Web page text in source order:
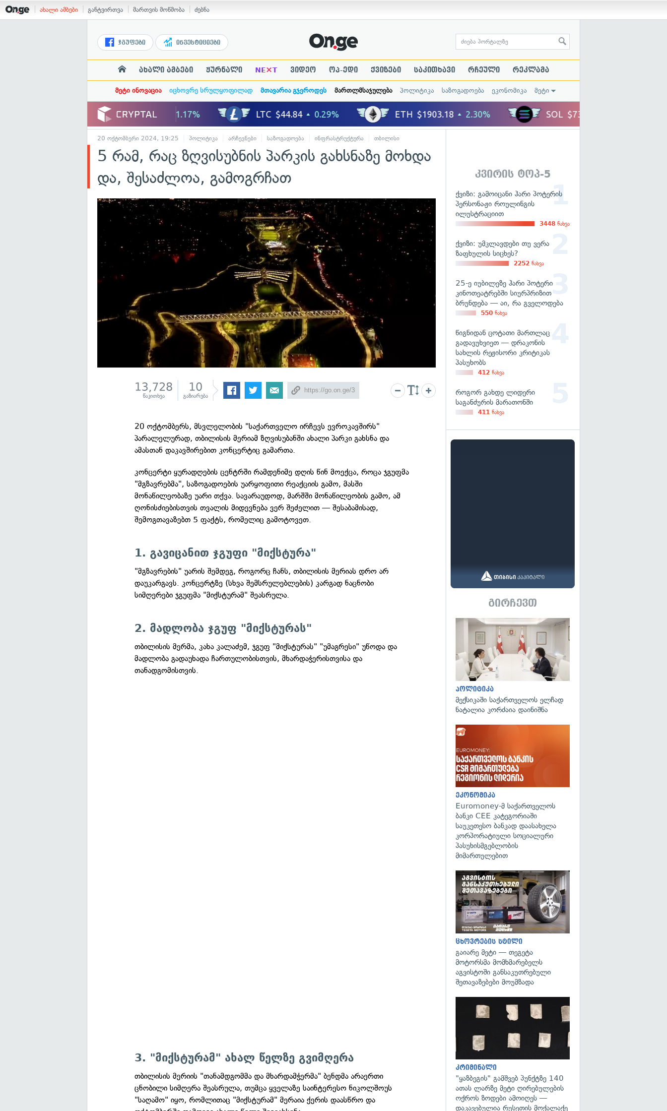
ახალი ამბები განტვირთვა მართვის მოწმობა ძებნა
ჯგუფები ინვესტიციები
ახალი ამბები ჟურნალი NE×T ვიდეო ოპ-ედი ქვიზები საკითხავი რჩეული რეკლამა
მეტი ინოვაცია იცხოვრე სრულყოფილად მთავარია გჯეროდეს მართლმსაჯულება პოლიტიკა საზოგადოება ეკონომიკა მეტი
20 ოქტომბერი 2024, 19:25 პოლიტიკა არჩევნები საზოგადოება ინფრასტრუქტურა თბილისი
5 რამ, რაც ზღვისუბნის პარკის გახსნაზე მოხდა
და, შესაძლოა, გამოგრჩათ
13,728
წაკითხვა
10
გაზიარება
20 ოქტომბერს, მსვლელობის "საქართველო ირჩევს ევროკავშირს"
პარალელურად, თბილისის მერიამ ზღვისუბანში ახალი პარკი გახსნა და
ამასთან დაკავშირებით კონცერტიც გამართა.
კონცერტი ყურადღების ცენტრში რამდენიმე დღის წინ მოექცა, როცა ჯგუფმა
"მგზავრებმა", საზოგადოების უარყოფითი რეაქციის გამო, მასში
მონაწილეობაზე უარი თქვა. სავარაუდოდ, მარშში მონაწილეობის გამო, ამ
ღონისძიებისთვის თვალის მიდევნება ვერ შეძელით — შესაბამისად,
შემოგთავაზებთ 5 ფაქტს, რომელიც გამოტოვეთ.
1. გავიცანით ჯგუფი "მიქსტურა"
"მგზავრების" უარის შემდეგ, როგორც ჩანს, თბილისის მერიას დრო არ
დაუკარგავს. კონცერტზე (სხვა შემსრულებლების) კარგად ნაცნობი
სიმღერები ჯგუფმა "მიქსტურამ" შეასრულა.
2. მადლობა ჯგუფ "მიქსტურას"
თბილისის მერმა, კახა კალაძემ, ჯგუფ "მიქსტურას" "უმაგრესი" უწოდა და
მადლობა გადაუხადა ჩართულობისთვის, მხარდაჭერისთვისა და
თანადგომისთვის.
3. "მიქსტურამ" ახალ წელზე გვიმღერა
თბილისის მერიის "თანამდგომმა და მხარდამჭერმა" ბენდმა არაერთი
ცნობილი სიმღერა შეასრულა, თუმცა ყველაზე საინტერესო ნიკოლშოუს
"საღამო" იყო, რომლითაც "მიქსტურამ" მერაია ქერის დაასწრო და
კვირის ტოპ-5
ქვიზი: გამოიცანი ჰარი პოტერის
პერსონაჟი როულინგის
ილუსტრაციით
3448 ნახვა
ქვიზი: უმკლავდები თუ ვერა
ზაფხულის სიცხეს?
2252 ნახვა
25-ე იუბილეზე ჰარი პოტერი
კინოთეატრებში სიურპრიზით
ბრუნდება — აი, რა გველოდება
550 ნახვა
წიგნიდან ცოტათი მართლაც
გადავუხვიეთ — დრაკონის
სახლის რეჟისორი კრიტიკას
პასუხობს
412 ნახვა
როგორ გახდე ლიდერი
საგანძურის მარათონში
411 ნახვა
გირჩევთ
პოლიტიკა
მექსიკაში საქართველოს ელჩად
ნატალია კორძაია დაინიშნა
ეკონომიკა
Euromoney-მ საქართველოს
ბანკი CEE კატეგორიაში
საუკეთესო ბანკად დაასახელა
კორპორატიული სოციალური
პასუხისმგებლობის
მიმართულებით
ცხოვრების სტილი
გაიარე მეტი — თეგეტა
მოტორსმა მომხმარებელს
აგვისტოში განსაკუთრებული
შეთავაზებები მოუმზადა
კრიმინალი
"ყაზბეგის" გამშვებ პუნქტზე 140
ათას ლარზე მეტი ღირებულების
ოქროს ზოდები ამოიღეს —
დაკავებულია რუსეთის მოქალაქე